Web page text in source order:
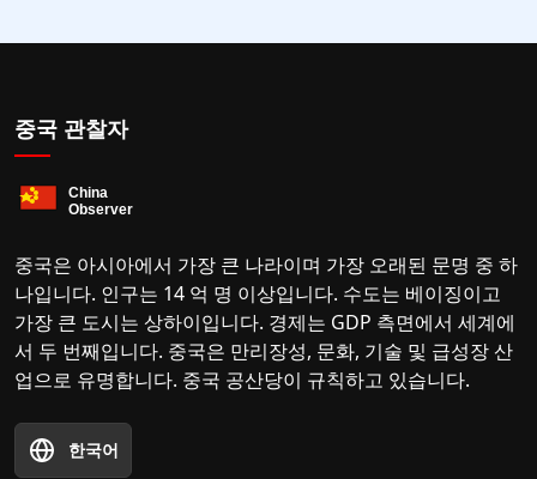
중국 관찰자
중국은 아시아에서 가장 큰 나라이며 가장 오래된 문명 중 하
나입니다. 인구는 14 억 명 이상입니다. 수도는 베이징이고
가장 큰 도시는 상하이입니다. 경제는 GDP 측면에서 세계에
서 두 번째입니다. 중국은 만리장성, 문화, 기술 및 급성장 산
업으로 유명합니다. 중국 공산당이 규칙하고 있습니다.
한국어